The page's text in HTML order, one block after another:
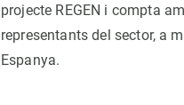
projecte REGEN i compta
representants del sector, a
Espanya.